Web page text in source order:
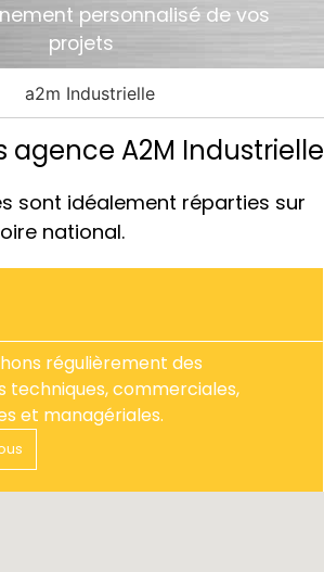
personnalisé de vos
projets
agence A2M Industrielle
sont idéalement réparties sur
national.
régulièrement des
techniques, commerciales,
et managériales.